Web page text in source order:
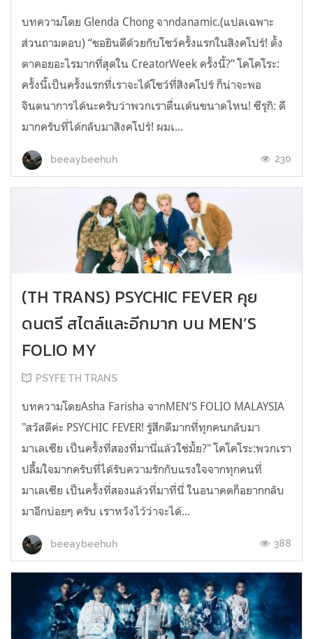
บทความโดย Glenda Chong จากdanamic.(แปลเฉพาะ
ส่วนถามตอบ) “ขอยินดีด้วยกับโชว์ครั้งแรกในสิงคโปร์! ตั้ง
ตาคอยอะไรมากที่สุดใน CreatorWeek ครั้งนี้?” โคโคโระ:
ครั้งนี้เป็นครั้งแรกที่เราจะได้โชว์ที่สิงคโปร์ ก็น่าจะพอ
จินตนาการได้นะครับว่าพวกเราตื่นเต้นขนาดไหน! ซึรุกิ: ดี
มากครับที่ได้กลับมาสิงคโปร์! ผมเ...
beeaybeehuh 230
(TH TRANS) PSYCHIC FEVER คุย
ดนตรี สไตล์และอีกมาก บน MEN’S
FOLIO MY
PSYFE TH TRANS
บทความโดยAsha Farisha จากMEN’S FOLIO MALAYSIA
"สวัสดีค่ะ PSYCHIC FEVER! รู้สึกดีมากที่ทุกคนกลับมา
มาเลเซีย เป็นครั้งที่สองที่มานี่แล้วใช่มั้ย?" โคโคโระ:พวกเรา
ปลื้มใจมากครับที่ได้รับความรักกับแรงใจจากทุกคนที่
มาเลเซีย เป็นครั้งที่สองแล้วที่มาที่นี่ ในอนาคตก็อยากกลับ
มาอีกบ่อยๆ ครับ เราหวังไว้ว่าจะได้...
beeaybeehuh 388